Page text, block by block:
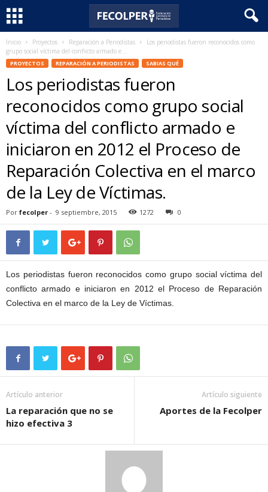
Inicio Proyectos Reparación a Periodistas
Los periodistas fueron reconocidos como
grupo social víctima del conflicto armado e...
PROYECTOS REPARACIÓN A PERIODISTAS SABIAS QUÉ
Los periodistas fueron
reconocidos como grupo social
víctima del conflicto armado e
iniciaron en 2012 el Proceso de
Reparación Colectiva en el marco
de la Ley de Víctimas.
Por fecolper - 9 septiembre, 2015 1272 0
Los periodistas fueron reconocidos como grupo social víctima del
conflicto armado e iniciaron en 2012 el Proceso de Reparación
Colectiva en el marco de la Ley de Víctimas.
Artículo anterior
La reparación que no se
hizo efectiva 3
Artículo siguiente
Aportes de la Fecolper